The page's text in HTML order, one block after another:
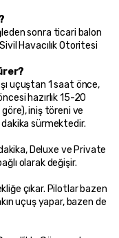
sonra ticari balon
Havacılık Otoritesi
uçuştan 1 saat önce,
hazırlık 15-20
iniş töreni ve
sürmektedir.
Deluxe ve Private
olarak değişir.
çıkar. Pilotlar bazen
uçuş yapar, bazen de